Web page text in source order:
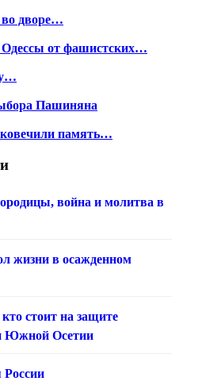
во дворе…
Одессы от фашистских…
Пашиняна
память…
война и молитва в
жизни в осажденном
кто стоит на защите
Южной Осетии
России